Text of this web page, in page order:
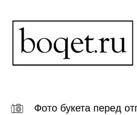
Фото букета перед